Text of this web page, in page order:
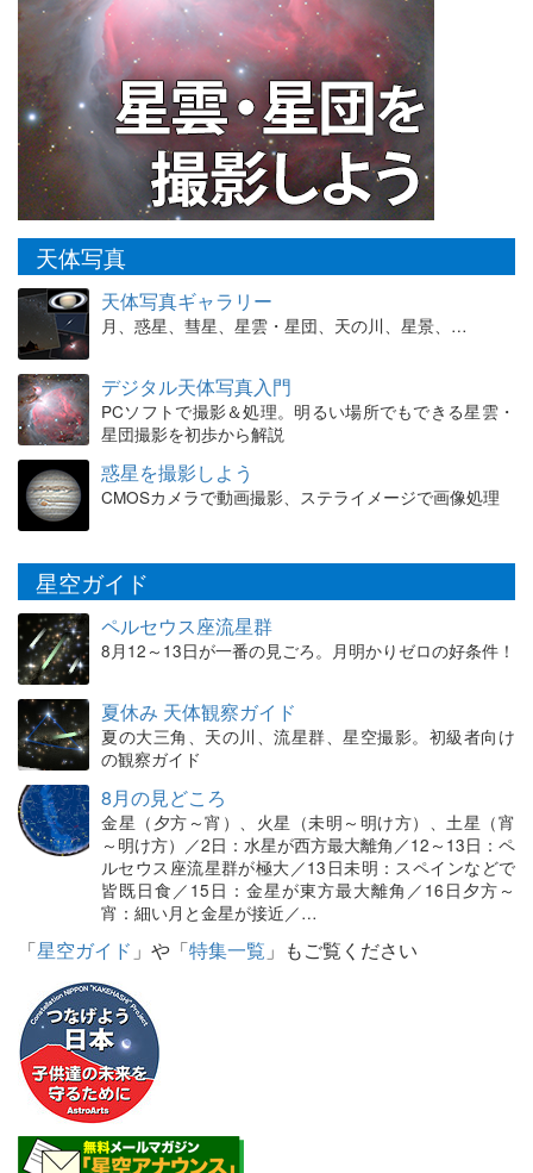
天体写真
天体写真ギャラリー
月、惑星、彗星、星雲・星団、天の川、星景、…
デジタル天体写真入門
PCソフトで撮影＆処理。明るい場所でもできる星雲・
星団撮影を初歩から解説
惑星を撮影しよう
CMOSカメラで動画撮影、ステライメージで画像処理
星空ガイド
ペルセウス座流星群
8月12～13日が一番の見ごろ。月明かりゼロの好条件！
夏休み 天体観察ガイド
夏の大三角、天の川、流星群、星空撮影。初級者向け
の観察ガイド
8月の見どころ
金星（夕方～宵）、火星（未明～明け方）、土星（宵
～明け方）／2日：水星が西方最大離角／12～13日：ペ
ルセウス座流星群が極大／13日未明：スペインなどで
皆既日食／15日：金星が東方最大離角／16日夕方～
宵：細い月と金星が接近／…
「星空ガイド 」や「特集一覧 」もご覧ください